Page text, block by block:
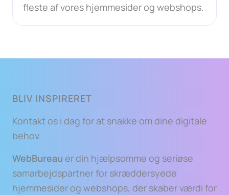
fleste af vores hjemmesider og webshops.
BLIV INSPIRERET
Kontakt os i dag for at snakke om dine digitale
behov.
WebBureau er din hjælpsomme og seriøse
samarbejdspartner for skræddersyede
hjemmesider og webshops, der skaber værdi for